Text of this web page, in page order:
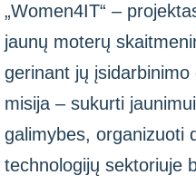
„Women4IT“ –
jaunų moterų
gerinant jų
misija – sukurti
galimybes, organizuoti
technologijų sektoriuje